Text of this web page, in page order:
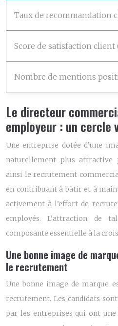
Taux de recommandation
Score de satisfaction client
Nombre de mentions
Le directeur
employeur : un cercle
Une entreprise dotée d’une
naturellement plus
ainsi le recrutement
en contribuant à bâtir et à
activement à l’effort de
employés. L’attraction de
composante essentielle à la
Une bonne image de
le recrutement
Une bonne image de marque
recrutement. Les candidats
par les entreprises qui ont